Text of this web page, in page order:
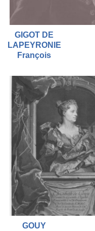
GIGOT DE
LAPEYRONIE
François
GOUY